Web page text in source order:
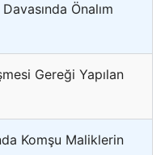
Önalım
Gereği Yapılan
Komşu Maliklerin